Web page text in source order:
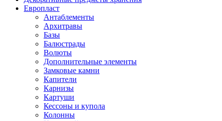
Европласт
Антаблементы
Архитравы
Базы
Балюстрады
Волюты
Дополнительные элементы
Замковые камни
Капители
Карнизы
Картуши
Кессоны и купола
Колонны